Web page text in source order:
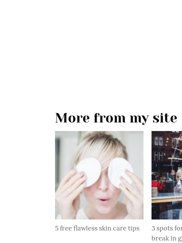
More from my site
5 free flawless skin care tips
3 spots
break in